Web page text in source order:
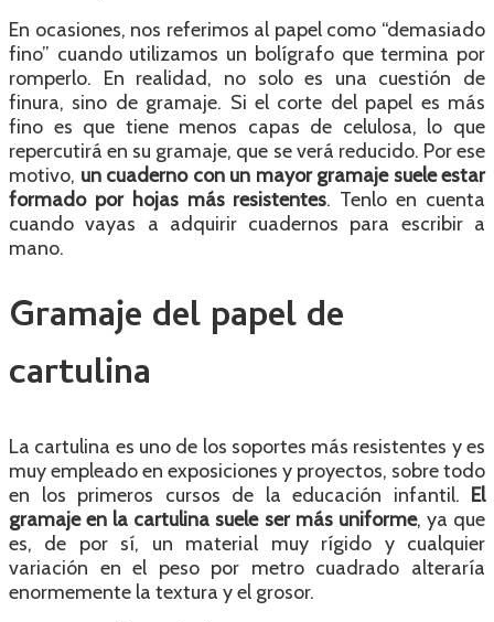
En ocasiones, nos referimos al papel como “demasiado
fino” cuando utilizamos un bolígrafo que termina por
romperlo. En realidad, no solo es una cuestión de
finura, sino de gramaje. Si el corte del papel es más
fino es que tiene menos capas de celulosa, lo que
repercutirá en su gramaje, que se verá reducido. Por ese
motivo, un cuaderno con un mayor gramaje suele estar
formado por hojas más resistentes. Tenlo en cuenta
cuando vayas a adquirir cuadernos para escribir a
mano.
Gramaje del papel de
cartulina
La cartulina es uno de los soportes más resistentes y es
muy empleado en exposiciones y proyectos, sobre todo
en los primeros cursos de la educación infantil. El
gramaje en la cartulina suele ser más uniforme, ya que
es, de por sí, un material muy rígido y cualquier
variación en el peso por metro cuadrado alteraría
enormemente la textura y el grosor.